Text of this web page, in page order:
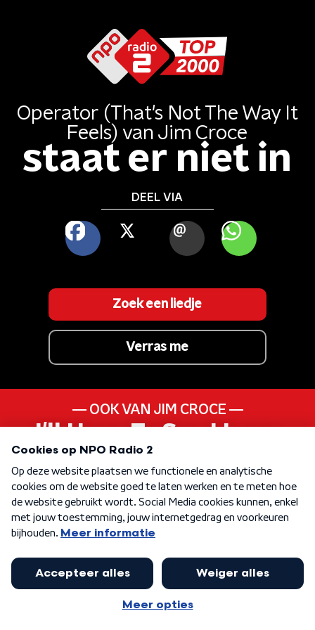
Operator (That's Not The Way It
Feels) van Jim Croce
staat er niet in
DEEL VIA
FACEBOOK
X MAIL WHATSAPP
Zoek een liedje
Verras me
OOK VAN JIM CROCE
I'll Have To Say I Love
You In A Song
ANDER LIEDJE UIT DE
70s
KEN JE DEZE NOG
How Bizarre